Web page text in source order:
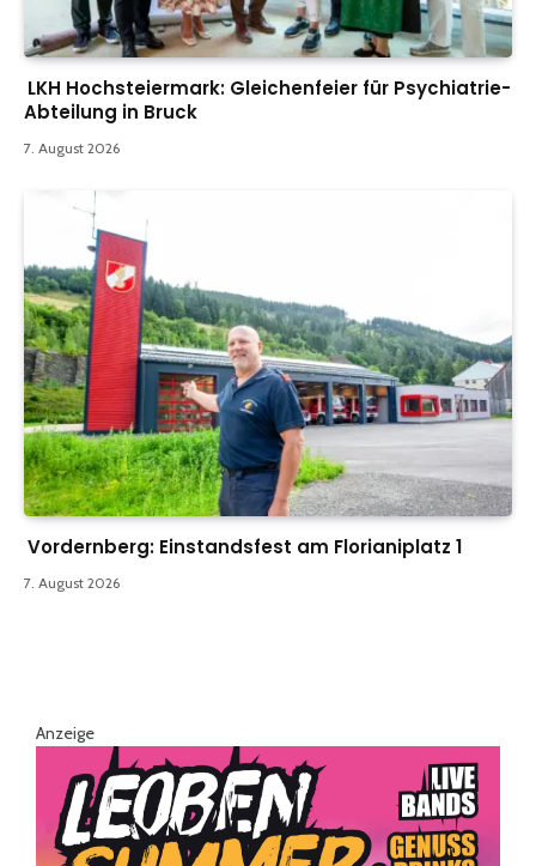
LKH Hochsteiermark: Gleichenfeier für Psychiatrie-
Abteilung in Bruck
7. August 2026
Vordernberg: Einstandsfest am Florianiplatz 1
7. August 2026
Anzeige